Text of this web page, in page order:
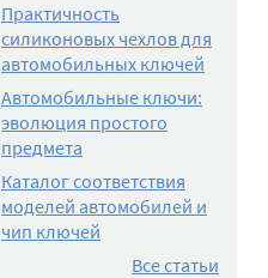
Практичность
силиконовых чехлов для
автомобильных ключей
Автомобильные ключи:
эволюция простого
предмета
Каталог соответствия
моделей автомобилей и
чип ключей
Все статьи